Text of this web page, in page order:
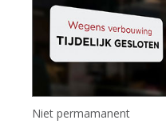
Niet permamanent